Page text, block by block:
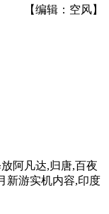
【编辑：空风】
阿凡达,归唐,百夜
新游实机内容,印度